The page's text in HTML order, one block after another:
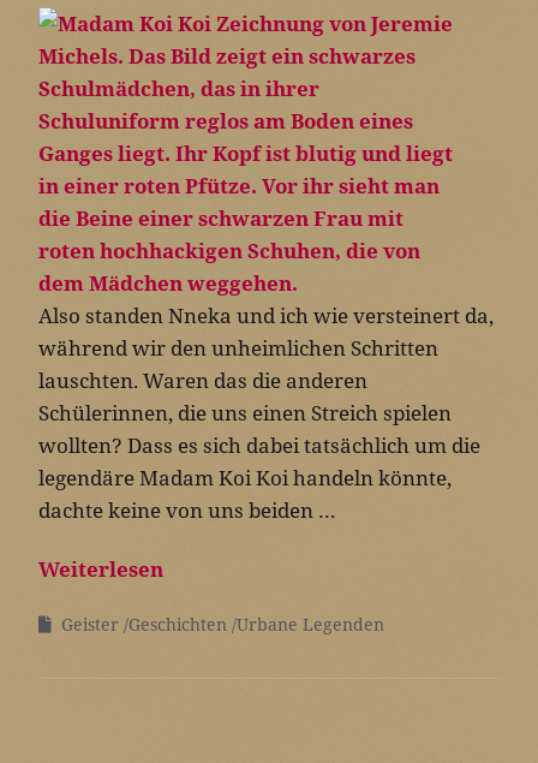
Also standen Nneka und ich wie versteinert da,
während wir den unheimlichen Schritten
lauschten. Waren das die anderen
Schülerinnen, die uns einen Streich spielen
wollten? Dass es sich dabei tatsächlich um die
legendäre Madam Koi Koi handeln könnte,
dachte keine von uns beiden …
Weiterlesen
Geister Geschichten Urbane Legenden